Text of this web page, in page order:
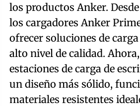
los productos Anker.
los cargadores Anker
ofrecer soluciones de
alto nivel de calidad.
estaciones de carga de
un diseño más sólido,
materiales resistentes